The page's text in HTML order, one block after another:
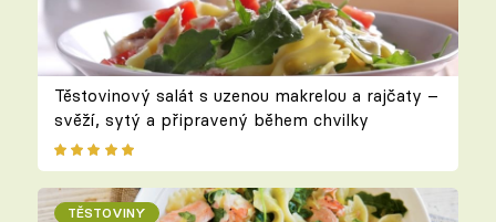
Těstovinový salát s uzenou makrelou a rajčaty –
svěží, sytý a připravený během chvilky
TĚSTOVINY